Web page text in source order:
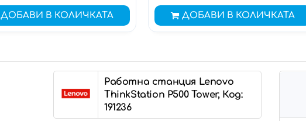
ДОБАВИ В КОЛИЧКАТА ДОБАВИ В КОЛИЧКАТА
Работна станция Lenovo
ThinkStation P500 Tower, Код:
191236